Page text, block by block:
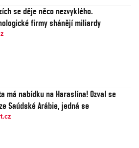
se děje něco nezvyklého.
firmy shánějí miliardy
má nabídku na Haraslína! Ozval se
Saúdské Arábie, jedná se